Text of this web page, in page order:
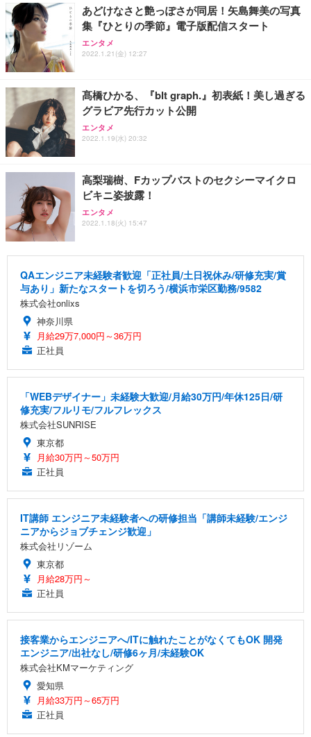
あどけなさと艶っぽさが同居！矢島舞美の写真
集『ひとりの季節』電子版配信スタート
エンタメ
2022.1.21(金) 12:27
髙橋ひかる、『blt graph.』初表紙！美し過ぎる
グラビア先行カット公開
エンタメ
2022.1.19(水) 20:32
高梨瑞樹、Fカップバストのセクシーマイクロ
ビキニ姿披露！
エンタメ
2022.1.18(火) 15:47
QAエンジニア未経験者歓迎「正社員/土日祝休み/研修充実/賞
与あり」新たなスタートを切ろう/横浜市栄区勤務/9582
株式会社onlixs
神奈川県
月給29万7,000円～36万円
正社員
「WEBデザイナー」未経験大歓迎/月給30万円/年休125日/研
修充実/フルリモ/フルフレックス
株式会社SUNRISE
東京都
月給30万円～50万円
正社員
IT講師 エンジニア未経験者への研修担当「講師未経験/エンジ
ニアからジョブチェンジ歓迎」
株式会社リゾーム
東京都
月給28万円～
正社員
接客業からエンジニアへ/ITに触れたことがなくてもOK 開発
エンジニア/出社なし/研修6ヶ月/未経験OK
株式会社KMマーケティング
愛知県
月給33万円～65万円
正社員